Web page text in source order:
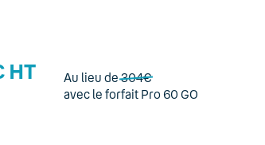
HT Au lieu de304€
avec le forfait Pro 60 GO